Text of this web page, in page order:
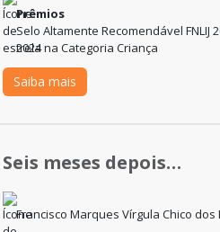
Prêmios
Selo Altamente Recomendável FNLIJ
2024 na Categoria Criança
Saiba mais
Seis meses depois…
Francisco Marques Vírgula Chico dos